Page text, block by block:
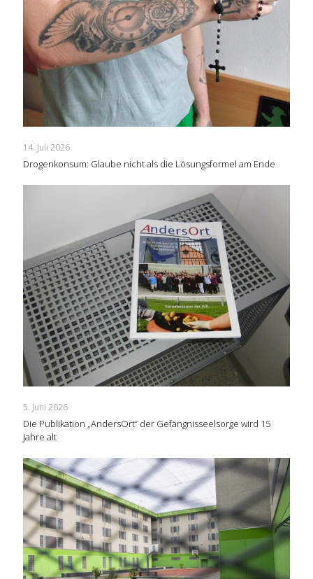
14. Juli 2026
Drogenkonsum: Glaube nicht als die Lösungsformel am Ende
5. Juni 2026
Die Publikation „AndersOrt“ der Gefängnisseelsorge wird 15
Jahre alt